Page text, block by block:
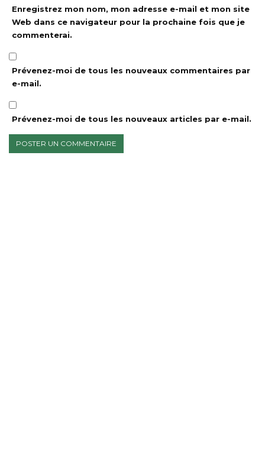
Enregistrez mon nom, mon adresse e-mail et mon site
Web dans ce navigateur pour la prochaine fois que je
commenterai.
Prévenez-moi de tous les nouveaux commentaires par
e-mail.
Prévenez-moi de tous les nouveaux articles par e-mail.